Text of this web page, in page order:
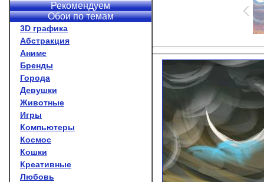
Рекомендуем
Обои по темам
3D графика
Абстракция
Аниме
Бренды
Города
Девушки
Животные
Игры
Компьютеры
Космос
Кошки
Креативные
Любовь